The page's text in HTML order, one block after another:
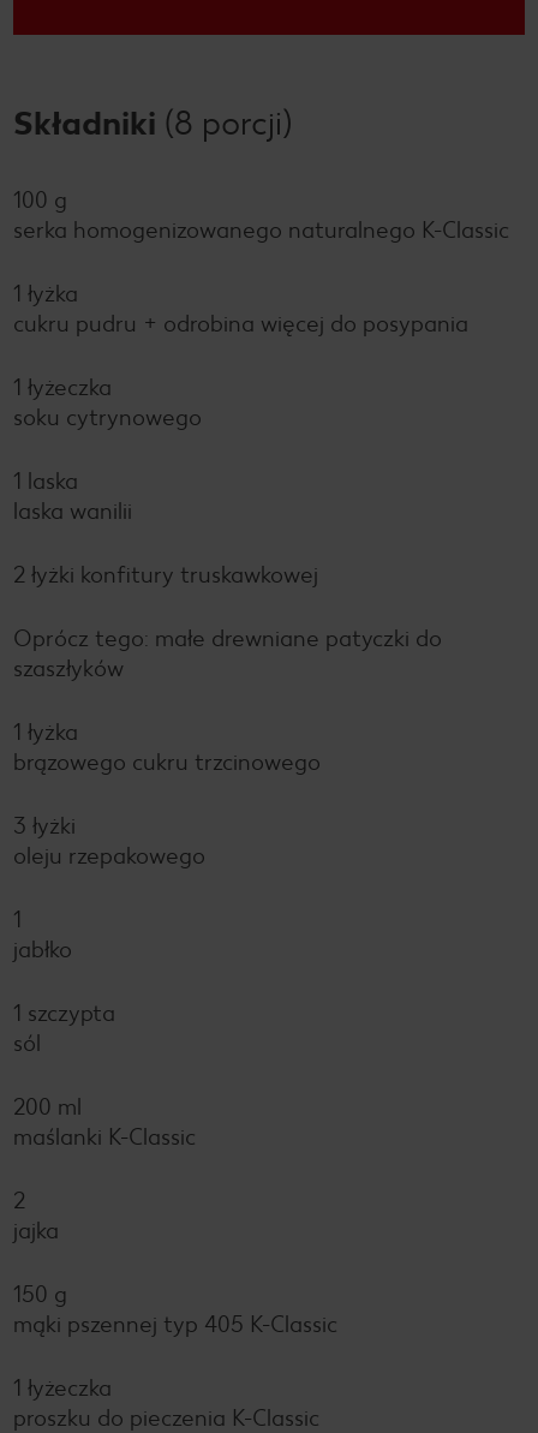
Składniki (8 porcji)
100 g
serka homogenizowanego naturalnego K-Classic
1 łyżka
cukru pudru + odrobina więcej do posypania
1 łyżeczka
soku cytrynowego
1 laska
laska wanilii
2 łyżki konfitury truskawkowej
Oprócz tego: małe drewniane patyczki do
szaszłyków
1 łyżka
brązowego cukru trzcinowego
3 łyżki
oleju rzepakowego
1
jabłko
1 szczypta
sól
200 ml
maślanki K-Classic
2
jajka
150 g
mąki pszennej typ 405 K-Classic
1 łyżeczka
proszku do pieczenia K-Classic